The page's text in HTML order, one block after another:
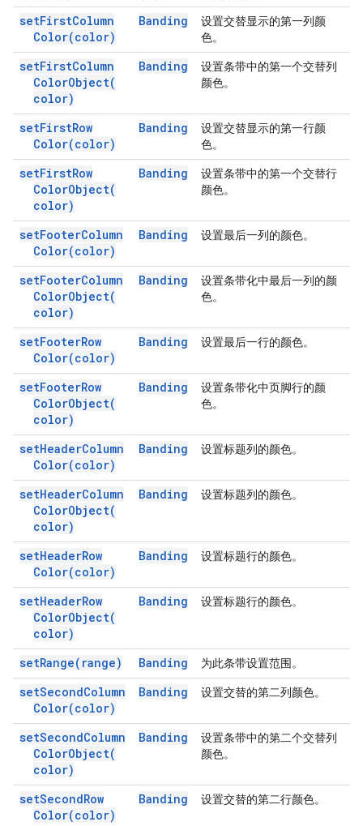
setFirstColumn
Color(color)
Banding
设置交替显示的第一列颜
色。
setFirstColumn
ColorObject(
color)
Banding
设置条带中的第一个交替列
颜色。
setFirstRow
Color(color)
Banding
设置交替显示的第一行颜
色。
setFirstRow
ColorObject(
color)
Banding
设置条带中的第一个交替行
颜色。
setFooterColumn
Color(color)
Banding 设置最后一列的颜色。
setFooterColumn
ColorObject(
color)
Banding
设置条带化中最后一列的颜
色。
setFooterRow
Color(color)
Banding 设置最后一行的颜色。
setFooterRow
ColorObject(
color)
Banding
设置条带化中页脚行的颜
色。
setHeaderColumn
Color(color)
Banding 设置标题列的颜色。
setHeaderColumn
ColorObject(
color)
Banding 设置标题列的颜色。
setHeaderRow
Color(color)
Banding 设置标题行的颜色。
setHeaderRow
ColorObject(
color)
Banding 设置标题行的颜色。
setRange( range) Banding 为此条带设置范围。
setSecondColumn
Color(color)
Banding 设置交替的第二列颜色。
setSecondColumn
ColorObject(
color)
Banding
设置条带中的第二个交替列
颜色。
setSecondRow
Color(color)
Banding 设置交替的第二行颜色。